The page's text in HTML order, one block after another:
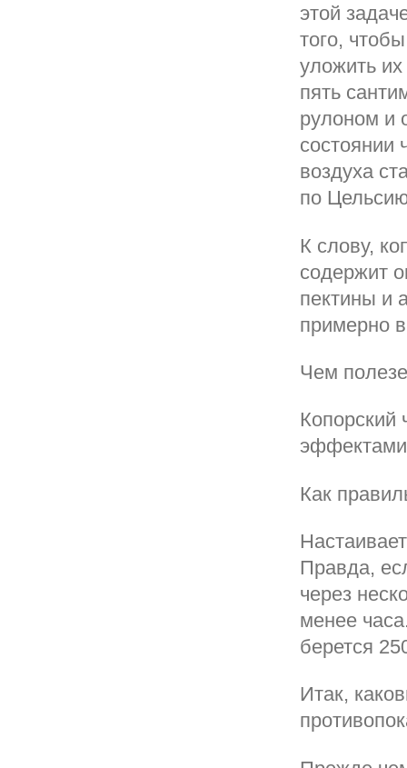
этой
того,
уложить
пять
рулоном и
состоянии
воздуха
по
К слову,
содержит
пектины и
примерно
Чем
Как
Правда,
через
менее
берется
Итак,